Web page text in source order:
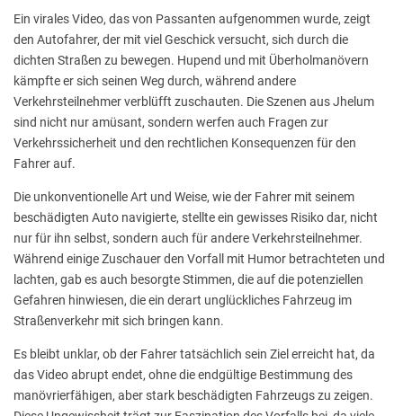
Ein virales Video, das von Passanten aufgenommen wurde, zeigt
den Autofahrer, der mit viel Geschick versucht, sich durch die
dichten Straßen zu bewegen. Hupend und mit Überholmanövern
kämpfte er sich seinen Weg durch, während andere
Verkehrsteilnehmer verblüfft zuschauten. Die Szenen aus Jhelum
sind nicht nur amüsant, sondern werfen auch Fragen zur
Verkehrssicherheit und den rechtlichen Konsequenzen für den
Fahrer auf.
Die unkonventionelle Art und Weise, wie der Fahrer mit seinem
beschädigten Auto navigierte, stellte ein gewisses Risiko dar, nicht
nur für ihn selbst, sondern auch für andere Verkehrsteilnehmer.
Während einige Zuschauer den Vorfall mit Humor betrachteten und
lachten, gab es auch besorgte Stimmen, die auf die potenziellen
Gefahren hinwiesen, die ein derart unglückliches Fahrzeug im
Straßenverkehr mit sich bringen kann.
Es bleibt unklar, ob der Fahrer tatsächlich sein Ziel erreicht hat, da
das Video abrupt endet, ohne die endgültige Bestimmung des
manövrierfähigen, aber stark beschädigten Fahrzeugs zu zeigen.